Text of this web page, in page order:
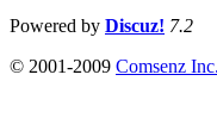
Powered by Discuz! 7.2
© 2001-2009 Comsenz Inc.